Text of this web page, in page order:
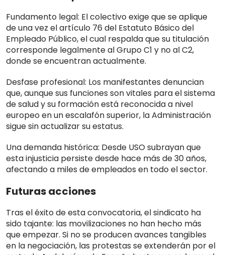
Fundamento legal: El colectivo exige que se aplique
de una vez elartículo 76 del Estatuto Básico del
Empleado Público, el cual respalda que su titulación
corresponde legalmente al Grupo C1 y no al C2,
donde se encuentran actualmente.
Desfase profesional: Los manifestantes denuncian
que, aunque sus funciones son vitales para el sistema
de salud y su formación está reconocida a nivel
europeo en un escalafón superior, la Administración
sigue sin actualizar su estatus.
Una demanda histórica: Desde USO subrayan que
esta injusticia persiste desde hace más de 30 años,
afectando a miles de empleados en todo el sector.
Futuras acciones
Tras el éxito de esta convocatoria, el sindicato ha
sido tajante: las movilizaciones no han hecho más
que empezar. Si no se producen avances tangibles
en la negociación, las protestas se extenderán por el